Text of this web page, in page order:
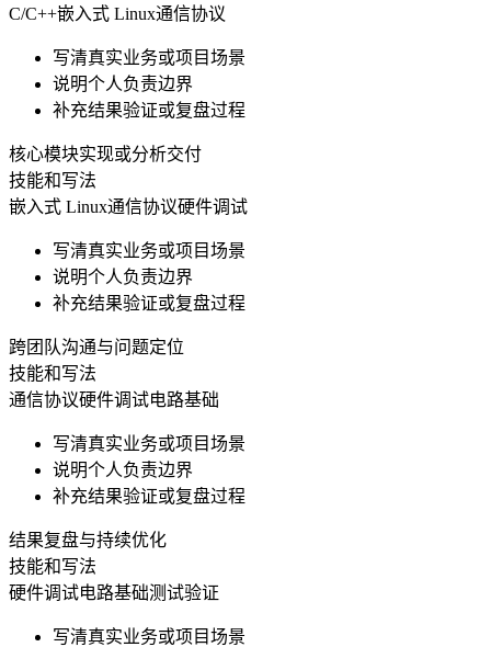
C/C++嵌入式 Linux通信协议
写清真实业务或项目场景
说明个人负责边界
补充结果验证或复盘过程
核心模块实现或分析交付
技能和写法
嵌入式 Linux通信协议硬件调试
写清真实业务或项目场景
说明个人负责边界
补充结果验证或复盘过程
跨团队沟通与问题定位
技能和写法
通信协议硬件调试电路基础
写清真实业务或项目场景
说明个人负责边界
补充结果验证或复盘过程
结果复盘与持续优化
技能和写法
硬件调试电路基础测试验证
写清真实业务或项目场景